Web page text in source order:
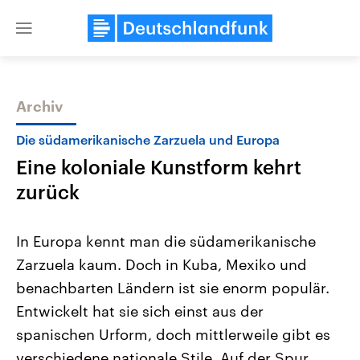
Close
Themen
Landtagswahl Sachsen-Anhalt
2026
Alle Informationen
Sachsen-Anhalt wählt am 6.
September 2026 einen neuen
Landtag. Seit 2021 wird das
Bundesland von einer Koalition aus
Aktuelle Beiträge,
Hintergründe
Wirtschaftlich und
gehören die Vereinigten
den mächtigsten Ländern
mit großem Einfluss auf
Archiv
Die südamerikanische Zarzuela und Europa
Eine koloniale Kunstform kehrt
zurück
In Europa kennt man die südamerikanische
Zarzuela kaum. Doch in Kuba, Mexiko und
benachbarten Ländern ist sie enorm populär.
Entwickelt hat sie sich einst aus der
spanischen Urform, doch mittlerweile gibt es